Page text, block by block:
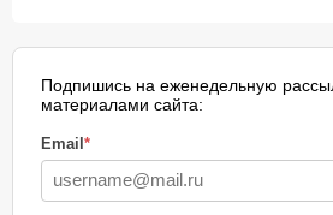
Подпишись на еженедельную
материалами сайта:
Email *